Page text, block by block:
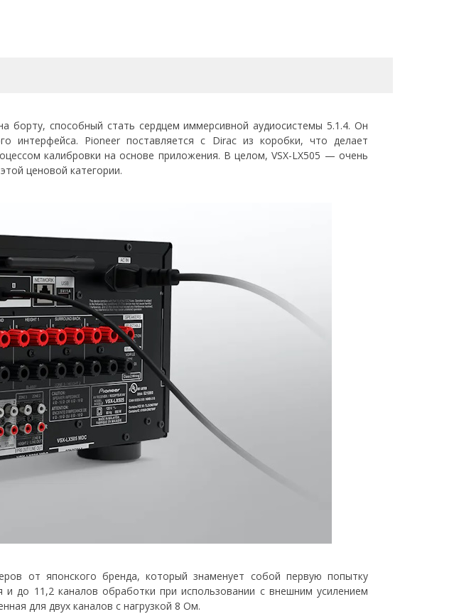
борту, способный стать сердцем иммерсивной аудиосистемы 5.1.4. Он
интерфейса. Pioneer поставляется с Dirac из коробки, что делает
калибровки на основе приложения. В целом, VSX-LX505 — очень
ценовой категории.
от японского бренда, который знаменует собой первую попытку
до 11,2 каналов обработки при использовании с внешним усилением
для двух каналов с нагрузкой 8 Ом.